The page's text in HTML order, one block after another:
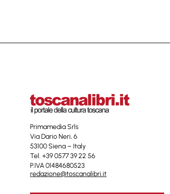
Primamedia Srls
Via Dario Neri, 6
53100 Siena – Italy
Tel. +39 0577 39 22 56
P.IVA 01484680523
redazione@toscanalibri.it